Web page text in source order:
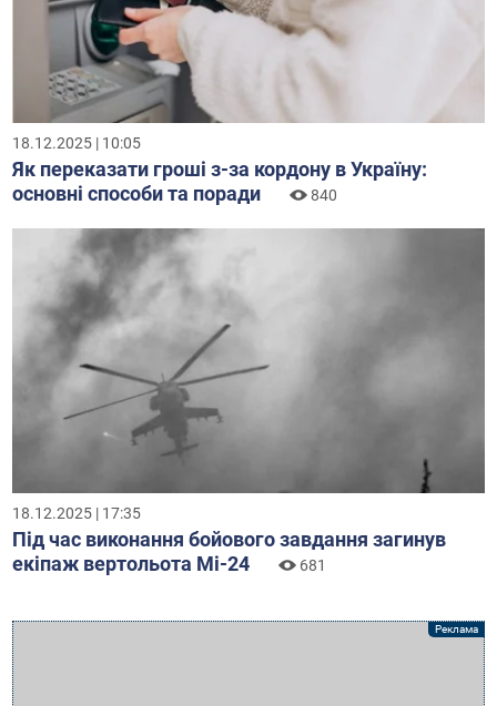
18.12.2025 | 10:05
Як переказати гроші з-за кордону в Україну:
основні способи та поради
840
18.12.2025 | 17:35
Під час виконання бойового завдання загинув
екіпаж вертольота Мі-24
681